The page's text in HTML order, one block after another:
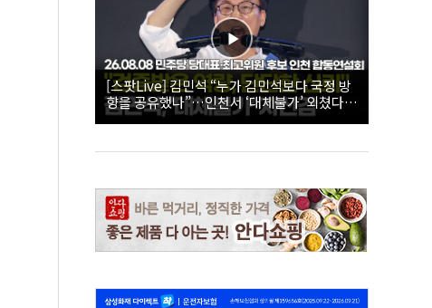
[스팟Live] 김민석 “누가 김민석보다 국정 방
향을 공유했나”…인천서 ‘대체불가’ 외쳤다 |
26.08.08 더불어민주당 당대표·최고위원 후